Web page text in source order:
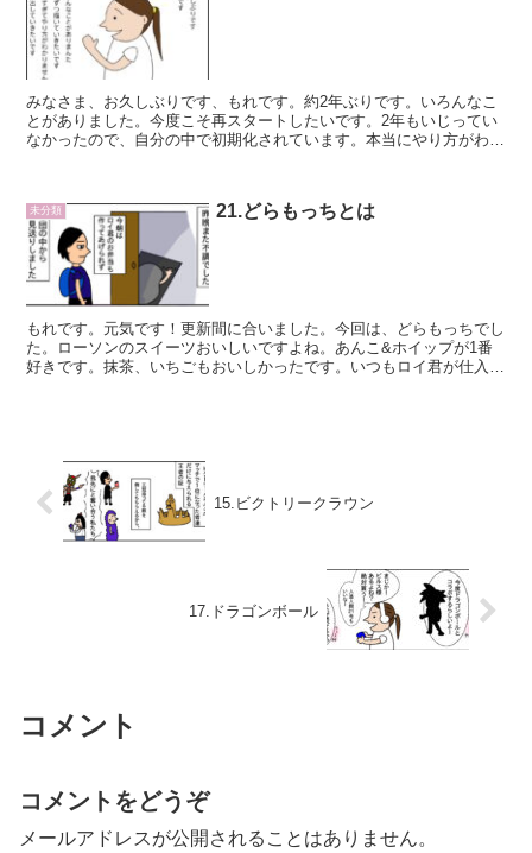
みなさま、お久しぶりです、もれです。約2年ぶりです。いろんなこ
とがありました。今度こそ再スタートしたいです。2年もいじってい
なかったので、自分の中で初期化されています。本当にやり方がわか
未分類 21.どらもっちとは
もれです。元気です！更新間に合いました。今回は、どらもっちでし
た。ローソンのスイーツおいしいですよね。あんこ&ホイップが1番
好きです。抹茶、いちごもおいしかったです。いつもロイ君が仕入れ
15.ビクトリークラウン
17.ドラゴンボール
コメント
コメントをどうぞ
メールアドレスが公開されることはありません。